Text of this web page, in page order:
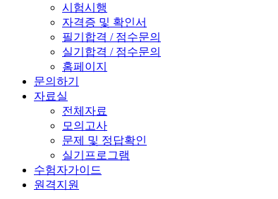
시험시행
자격증 및 확인서
필기합격 / 점수문의
실기합격 / 점수문의
홈페이지
문의하기
자료실
전체자료
모의고사
문제 및 정답확인
실기프로그램
수험자가이드
원격지원